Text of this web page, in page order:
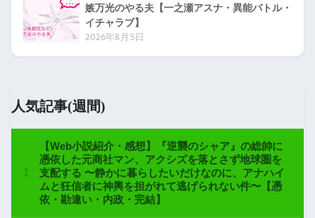
嫉万光のやる夫【一之瀬アスナ・異能バトル・
イチャラブ】
2026年8月5日
人気記事(週間)